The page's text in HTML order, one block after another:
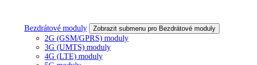
Bezdrátové moduly Zobrazit submenu pro Bezdrátové moduly
2G (GSM/GPRS) moduly
3G (UMTS) moduly
4G (LTE) moduly